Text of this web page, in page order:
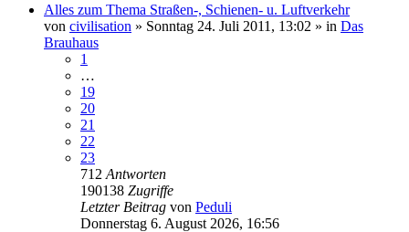
Alles zum Thema Straßen-, Schienen- u. Luftverkehr
von civilisation » Sonntag 24. Juli 2011, 13:02 » in Das
Brauhaus
1
…
19
20
21
22
23
712 Antworten
190138 Zugriffe
Letzter Beitrag von Peduli
Donnerstag 6. August 2026, 16:56